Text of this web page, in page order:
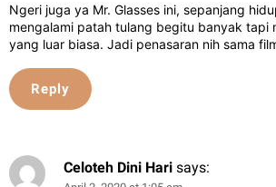
Ngeri juga ya Mr. Glasses ini, sepanjang
mengalami patah tulang begitu banyak tapi
yang luar biasa. Jadi penasaran nih sama
Reply
Celoteh Dini Hari says: